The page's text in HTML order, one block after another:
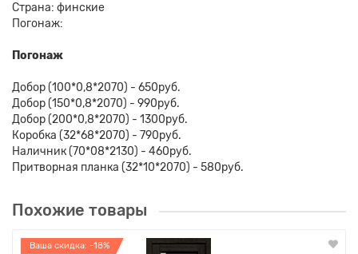
Страна: финские
Погонаж:
Погонаж
Добор (100*0,8*2070) - 650руб.
Добор (150*0,8*2070) - 990руб.
Добор (200*0,8*2070) - 1300руб.
Коробка (32*68*2070) - 790руб.
Наличник (70*08*2130) - 460руб.
Притворная планка (32*10*2070) - 580руб.
Похожие товары
Ваша скидка: -18%